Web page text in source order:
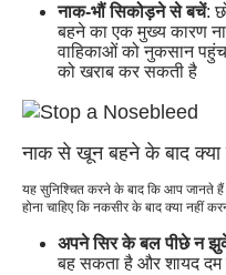
नाक-भौं सिकोड़ने से बचें:
बहने का एक मुख्य कारण
वाहिकाओं को नुकसान
को खराब कर सकती है
नाक से खून बहने के बाद क्या
यह सुनिश्चित करने के बाद कि आप जानते
होना चाहिए कि नकसीर के बाद क्या नहीं
अपने सिर के बल पीछे न
बह सकता है और शायद